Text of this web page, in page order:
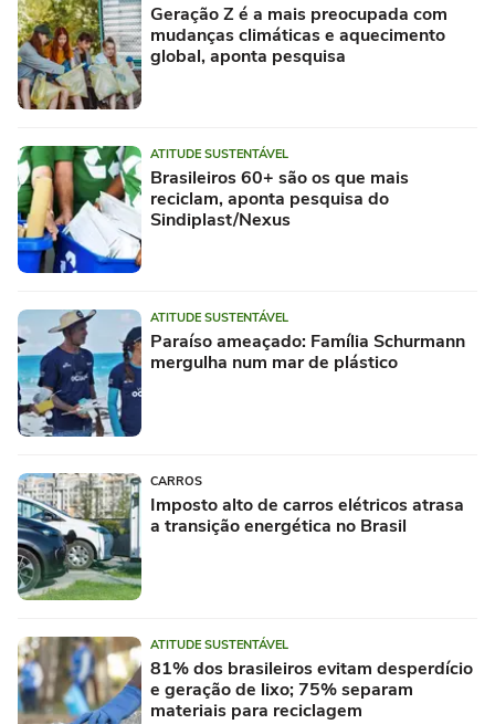
Geração Z é a mais preocupada com
mudanças climáticas e aquecimento
global, aponta pesquisa
ATITUDE SUSTENTÁVEL
Brasileiros 60+ são os que mais
reciclam, aponta pesquisa do
Sindiplast/Nexus
ATITUDE SUSTENTÁVEL
Paraíso ameaçado: Família Schurmann
mergulha num mar de plástico
CARROS
Imposto alto de carros elétricos atrasa
a transição energética no Brasil
ATITUDE SUSTENTÁVEL
81% dos brasileiros evitam desperdício
e geração de lixo; 75% separam
materiais para reciclagem